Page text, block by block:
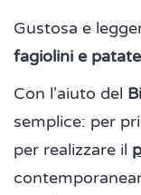
Gustosa e
fagiolini e patate
Con l'aiuto del
semplice: per
per realizzare il